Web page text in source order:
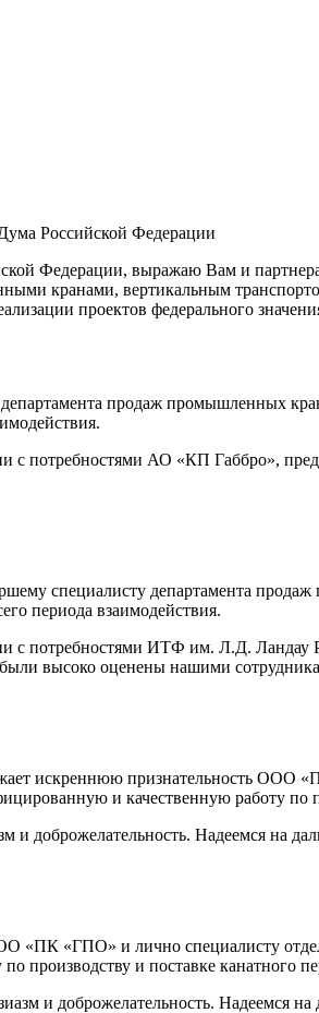
Российской Федерации
Федерации, выражаю Вам и
кранами, вертикальным
проектов федерального
продаж промышленных
с потребностями АО «КП­ Габбро»,
специалисту департамента
периода взаимодействия.
с потребностями ИТФ им. Л.Д. Ландау
были высоко оценены нашими
искреннюю признательность
и качественную работу по
Надеемся на
«ПК «ГПО» и лично специалисту
производству и поставке канатного
и доброжелательность. Надеемся на